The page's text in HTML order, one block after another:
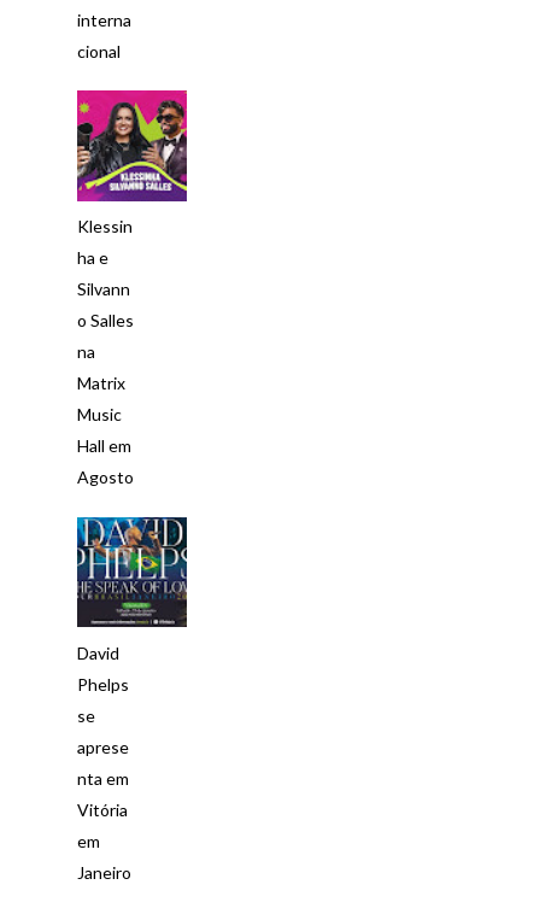
interna
cional
Klessin
ha e
Silvann
o Salles
na
Matrix
Music
Hall em
Agosto
David
Phelps
se
aprese
nta em
Vitória
em
Janeiro